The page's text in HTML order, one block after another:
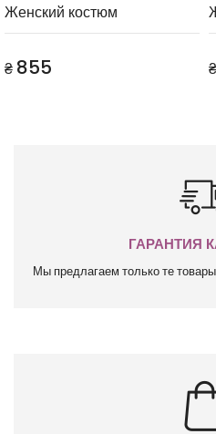
Женский костюм
₴ 855 ₴
ГАРАНТИЯ
Мы предлагаем только те